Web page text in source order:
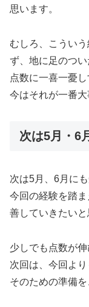
思います。
むしろ、こうい
ず、地に足のつい
点数に一喜一憂
今はそれが一番大
次は5月・6
次は5月、6月にも
今回の経験を踏
善していきたいと
少しでも点数が
次回は、今回より
そのための準備を